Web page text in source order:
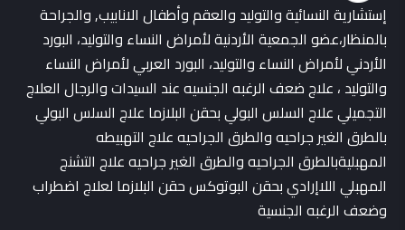
إستشارية النسائية والتوليد والعقم وأطفال الانابيب, والجراحة
بالمنظار،عضو الجمعية الأردنية لأمراض النساء والتوليد، البورد
الأردني لأمراض النساء والتوليد، البورد العربي لأمراض النساء
والتوليد ، علاج ضعف الرغبه الجنسيه عند السيدات والرجال العلاج
التجميلي علاج السلس البولي بحقن البلازما علاج السلس البولي
بالطرق الغير جراحيه والطرق الجراحيه علاج التهبيطه
المهبليةبالطرق الجراحيه والطرق الغير جراحيه علاج التشنج
المهبلي اللاإرادي بحقن البوتوكس حقن البلازما لعلاج اضطراب
وضعف الرغبه الجنسية